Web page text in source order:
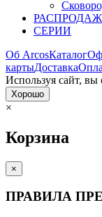
СЕРИИ
Об ArcosКаталог
картыДоставка
Используя сайт, вы
Хорошо
×
Корзина
×
ПРАВИЛА